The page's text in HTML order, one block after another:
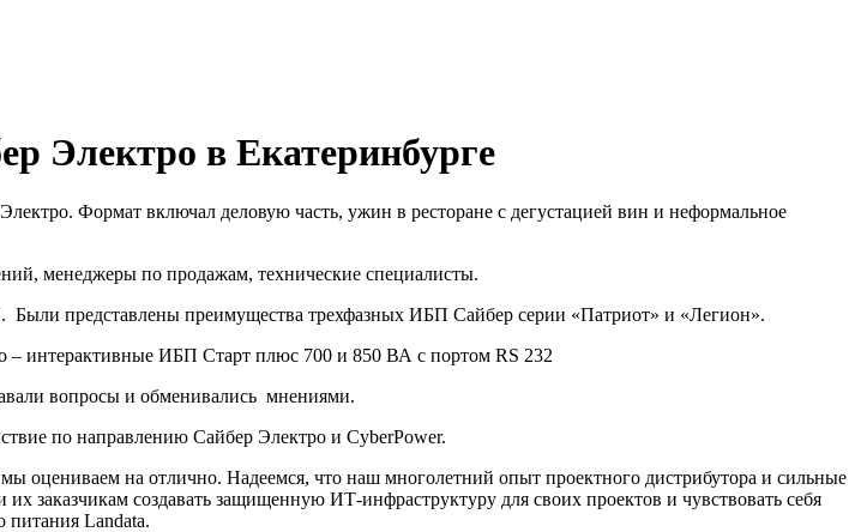
Электро в Екатеринбурге
Формат включал деловую часть, ужин в ресторане с дегустацией вин и неформальное
менеджеры по продажам, технические специалисты.
Были представлены преимущества трехфазных ИБП Сайбер серии «Патриот» и «Легион».
интерактивные ИБП Старт плюс 700 и 850 ВА с портом RS 232
вопросы и обменивались мнениями.
по направлению Сайбер Электро и CyberPower.
оцениваем на отлично. Надеемся, что наш многолетний опыт проектного дистрибутора и сильные
заказчикам создавать защищенную ИТ-инфраструктуру для своих проектов и чувствовать себя
питания Landata.